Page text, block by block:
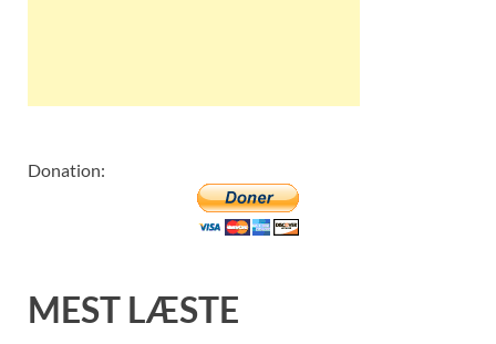
Donation:
MEST LÆSTE